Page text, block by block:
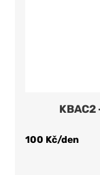
100 Kč/den